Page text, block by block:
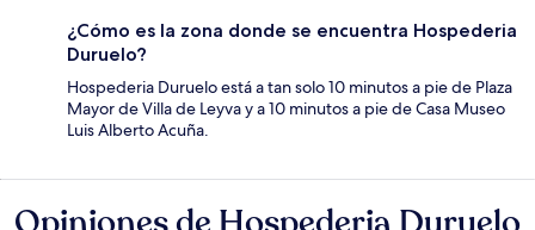
¿Cómo es la zona donde se encuentra Hospederia
Duruelo?
Hospederia Duruelo está a tan solo 10 minutos a pie de Plaza
Mayor de Villa de Leyva y a 10 minutos a pie de Casa Museo
Luis Alberto Acuña.
Opiniones